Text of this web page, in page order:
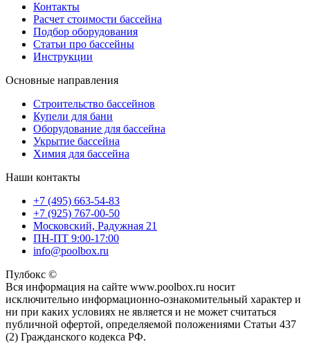
Контакты
Расчет стоимости бассейна
Подбор оборудования
Статьи про бассейны
Инструкции
Основные направления
Строительство бассейнов
Купели для бани
Оборудование для бассейна
Укрытие бассейна
Химия для бассейна
Наши контакты
+7 (495) 663-54-83
+7 (925) 767-00-50
Московский, Радужная 21
ПН-ПТ 9:00-17:00
info@poolbox.ru
Пулбокс ©
Вся информация на сайте www.poolbox.ru носит
исключительно информационно-ознакомительный характер и
ни при каких условиях не является и не может считаться
публичной офертой, определяемой положениями Статьи 437
(2) Гражданского кодекса РФ.